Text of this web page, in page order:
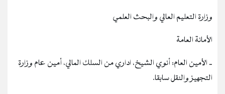
وزارة التعليم العالي والبحث العلمي
الأمانة العامة
‐ الأمين العام: أنوي الشيخ، اداري من السلك المالي، أمين عام وزارة
التجهيز والنقل سابقا.